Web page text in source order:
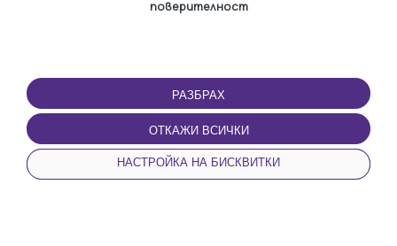
поверителност
РАЗБРАХ
ОТКАЖИ ВСИЧКИ
НАСТРОЙКА НА БИСКВИТКИ
ЗА URBO
Паркиране
За Hас
ПАРТНЬОРСТВО
За бизнесa
Дилъри